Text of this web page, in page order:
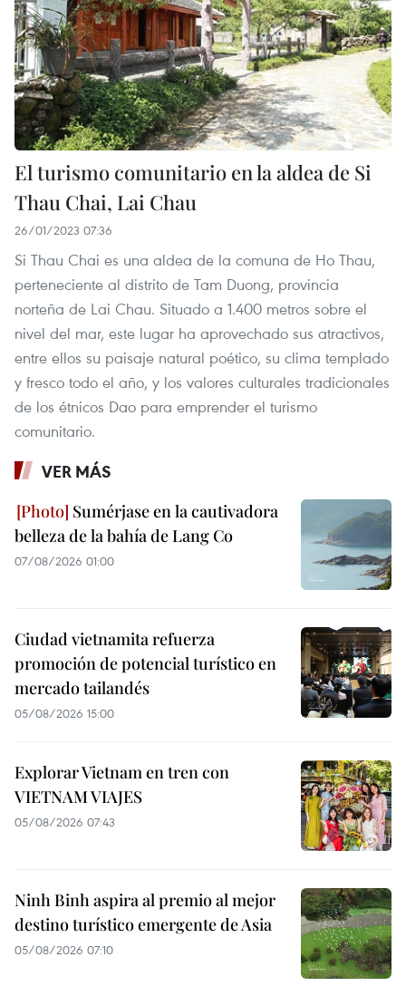
El turismo comunitario en la aldea de Si
Thau Chai, Lai Chau
26/01/2023 07:36
Si Thau Chai es una aldea de la comuna de Ho Thau,
perteneciente al distrito de Tam Duong, provincia
norteña de Lai Chau. Situado a 1.400 metros sobre el
nivel del mar, este lugar ha aprovechado sus atractivos,
entre ellos su paisaje natural poético, su clima templado
y fresco todo el año, y los valores culturales tradicionales
de los étnicos Dao para emprender el turismo
comunitario.
VER MÁS
Sumérjase en la cautivadora
belleza de la bahía de Lang Co
07/08/2026 01:00
Ciudad vietnamita refuerza
promoción de potencial turístico en
mercado tailandés
05/08/2026 15:00
Explorar Vietnam en tren con
VIETNAM VIAJES
05/08/2026 07:43
Ninh Binh aspira al premio al mejor
destino turístico emergente de Asia
05/08/2026 07:10